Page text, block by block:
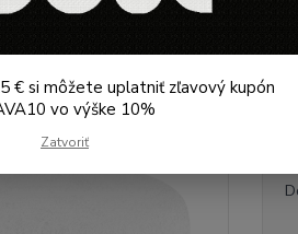
€ si môžete uplatniť zľavový kupón
vo výške 10%
Zatvoriť